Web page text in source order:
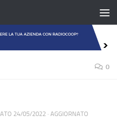
0
24/05/2022 · AGGIORNATO